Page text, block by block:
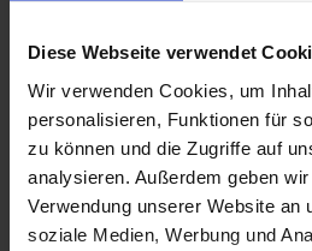
Diese Webseite verwendet
Wir verwenden Cookies, um
personalisieren, Funktionen für
zu können und die Zugriffe auf
analysieren. Außerdem geben
Verwendung unserer Website an
soziale Medien, Werbung und
26 sep. 2026 11Nachten
Binnenhutvan
€ 1.004p.p.
was€ 1.068
Buitenhut van
€ 1.914p.p.